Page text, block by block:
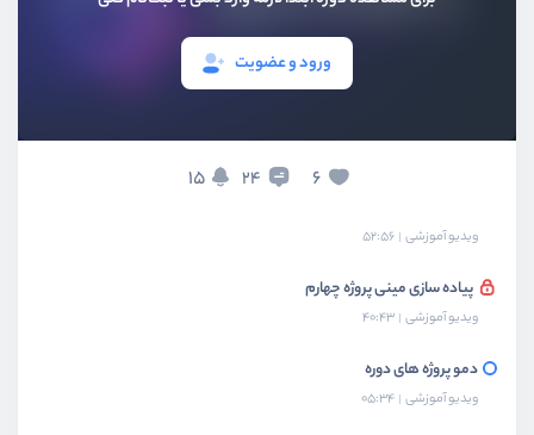
ورود و عضویت
6
24
15
پیاده سازی مینی پروژه اول
ویدیو آموزشی 52:56
پیاده سازی مینی پروژه چهارم
ویدیو آموزشی 40:43
دمو پروژه های دوره
ویدیو آموزشی 05:34